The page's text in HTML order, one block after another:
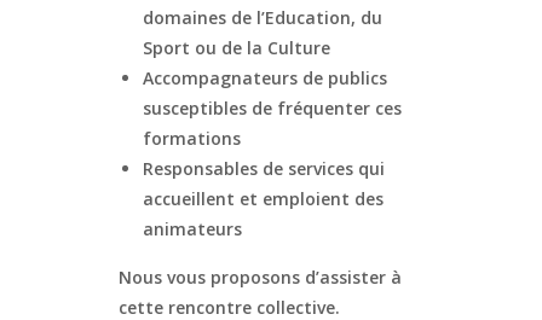
domaines de l’Education, du
Sport ou de la Culture
Accompagnateurs de publics
susceptibles de fréquenter ces
formations
Responsables de services qui
accueillent et emploient des
animateurs
Nous vous proposons d’assister à
cette rencontre collective.